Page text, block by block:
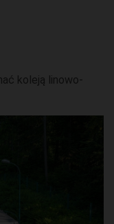
koleją linowo-